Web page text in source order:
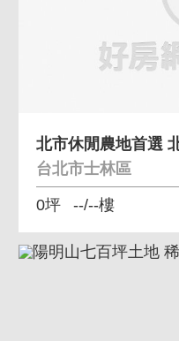
台北市士林區
0坪 --/--樓